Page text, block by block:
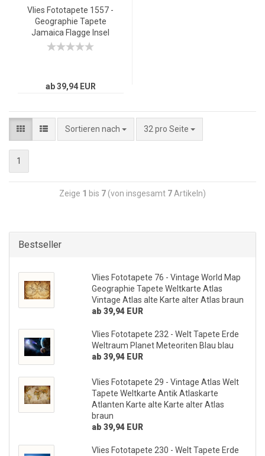
Vlies Fototapete 1557 -
Geographie Tapete
Jamaica Flagge Insel
Karibik gelb
ab 39,94 EUR
Sortieren nach 32 pro Seite
1
Zeige 1 bis 7 (von insgesamt 7 Artikeln)
Bestseller
Vlies Fototapete 76 - Vintage World Map
Geographie Tapete Weltkarte Atlas
Vintage Atlas alte Karte alter Atlas braun
ab 39,94 EUR
Vlies Fototapete 232 - Welt Tapete Erde
Weltraum Planet Meteoriten Blau blau
ab 39,94 EUR
Vlies Fototapete 29 - Vintage Atlas Welt
Tapete Weltkarte Antik Atlaskarte
Atlanten Karte alte Karte alter Atlas
braun
ab 39,94 EUR
Vlies Fototapete 230 - Welt Tapete Erde